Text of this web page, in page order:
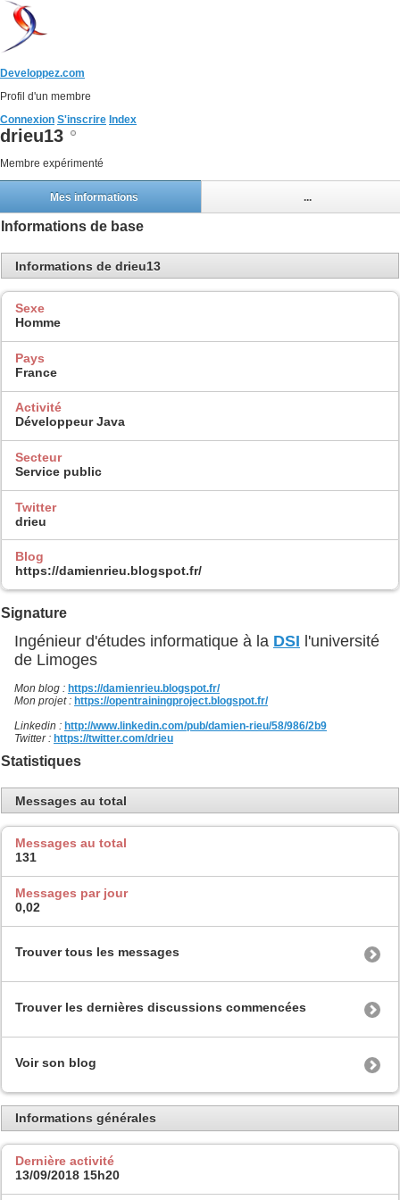
Developpez.com
Profil d'un membre
Connexion S'inscrire Index
drieu13
Membre expérimenté
Mes informations ...
Informations de base
Informations de drieu13
Sexe
Homme
Pays
France
Activité
Développeur Java
Secteur
Service public
Twitter
drieu
Blog
https://damienrieu.blogspot.fr/
Signature
Ingénieur d'études informatique à la DSI l'université
de Limoges
Mon blog : https://damienrieu.blogspot.fr/
Mon projet : https://opentrainingproject.blogspot.fr/
Linkedin : http://www.linkedin.com/pub/damien-rieu/58/986/2b9
Twitter : https://twitter.com/drieu
Statistiques
Messages au total
Messages au total
131
Messages par jour
0,02
Trouver tous les messages
Trouver les dernières discussions commencées
Voir son blog
Informations générales
Dernière activité
13/09/2018 15h20